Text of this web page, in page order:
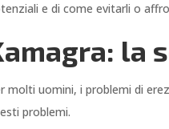
e di come evitarli o
la
molti uomini, i problemi di
problemi.